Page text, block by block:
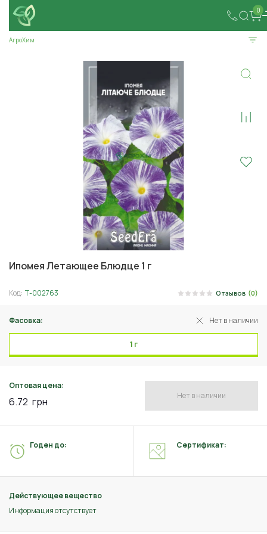
0
АгроХим
Ипомея Летающее Блюдце 1 г
Код: Т-002763 Отзывов (0)
Фасовка: Нет в наличии
1 г
Оптовая цена:
6.72 грн Нет в наличии
Действующее вещество
Информация отсутствует
Годен до: Сертификат: